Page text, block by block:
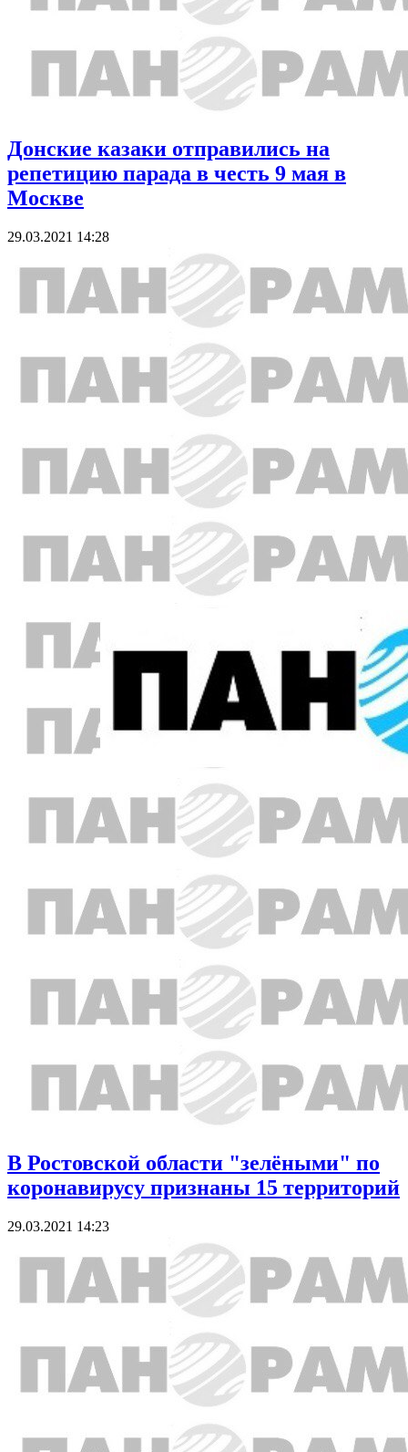
Донские казаки отправились на
репетицию парада в честь 9 мая в
Москве
29.03.2021 14:28
В Ростовской области "зелёными" по
коронавирусу признаны 15 территорий
29.03.2021 14:23